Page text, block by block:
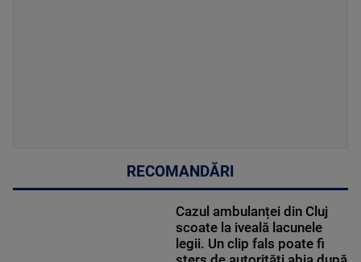
RECOMANDĂRI
Cazul ambulanței din Cluj
scoate la iveală lacunele
legii. Un clip fals poate fi